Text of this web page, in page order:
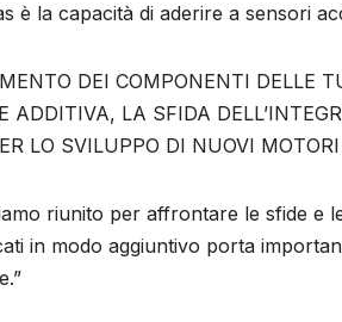
è la capacità di aderire a sensori
DEI COMPONENTI DELLE
ADDITIVA, LA SFIDA
LO SVILUPPO DI NUOVI
riunito per affrontare le sfide e
in modo aggiuntivo porta